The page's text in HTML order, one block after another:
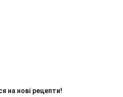
на нові рецепти!